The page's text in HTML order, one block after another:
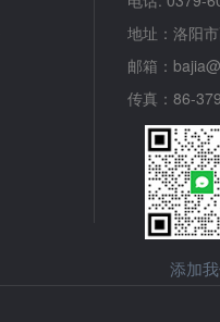
地址：洛阳
邮箱：
传真：86-
添加